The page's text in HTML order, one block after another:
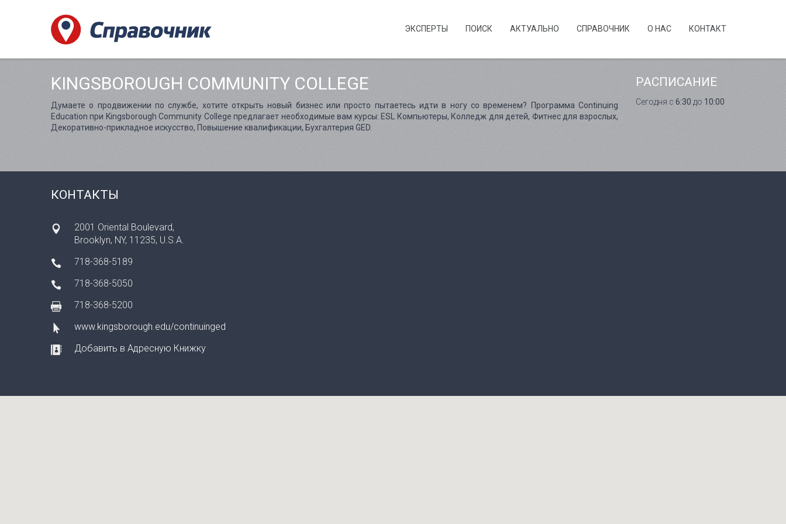
ЭКСПЕРТЫ ПОИСК АКТУАЛЬНО CПРАВОЧНИК О НАС КОНТАКТ
KINGSBOROUGH COMMUNITY COLLEGE
Думаете о продвижении по службе, хотите открыть новый бизнес или просто пытаетесь идти в ногу со временем? Программа Continuing
Education при Kingsborough Community College предлагает необходимые вам курсы: ESL Компьютеры, Колледж для детей, Фитнес для взрослых,
Декоративно-прикладное искусство, Повышение квалификации, Бухгалтерия GED.
РАСПИСАНИЕ
Сегодня с 6:30 до 10:00
КОНТАКТЫ
2001 Oriental Boulevard,
Brooklyn, NY, 11235, U.S.A.
718-368-5189
718-368-5050
718-368-5200
www.kingsborough.edu/continuinged
Добавить в Адресную Книжку